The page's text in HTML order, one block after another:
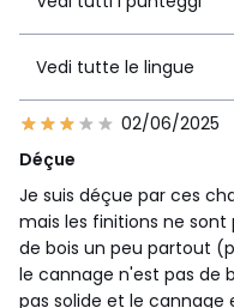
Vedi tutte le lingue
02/06/2025
Déçue
Je suis déçue par ces
mais les finitions ne sont
de bois un peu partout
le cannage n'est pas de
pas solide et le cannage